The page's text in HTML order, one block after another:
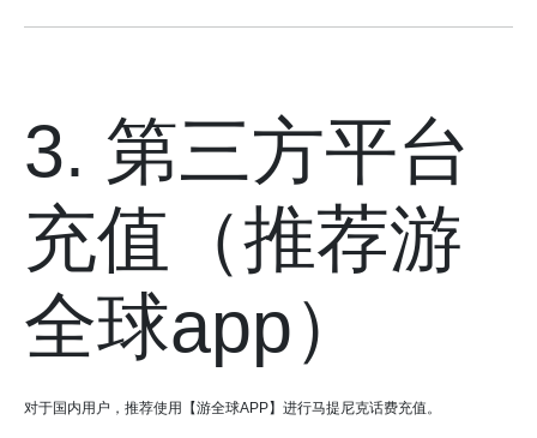
3. 第三方平台
充值（推荐游
全球app）
对于国内用户，推荐使用【游全球APP】进行马提尼克话费充值。